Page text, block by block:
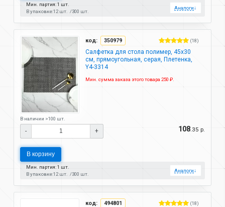
Мин. партия: 1 шт.
В упаковке:12 шт. 300 шт.
Аналоги↓
код: 350979 (18)
Салфетка для стола полимер, 45х30
см, прямоугольная, серая, Плетенка,
Y4-3314
Мин. сумма заказа этого товара 250 ₽.
В наличии >100 шт.
- + 108 .35 р.
В корзину
Мин. партия: 1 шт.
В упаковке:12 шт. 300 шт.
Аналоги↓
код: 494801 (18)